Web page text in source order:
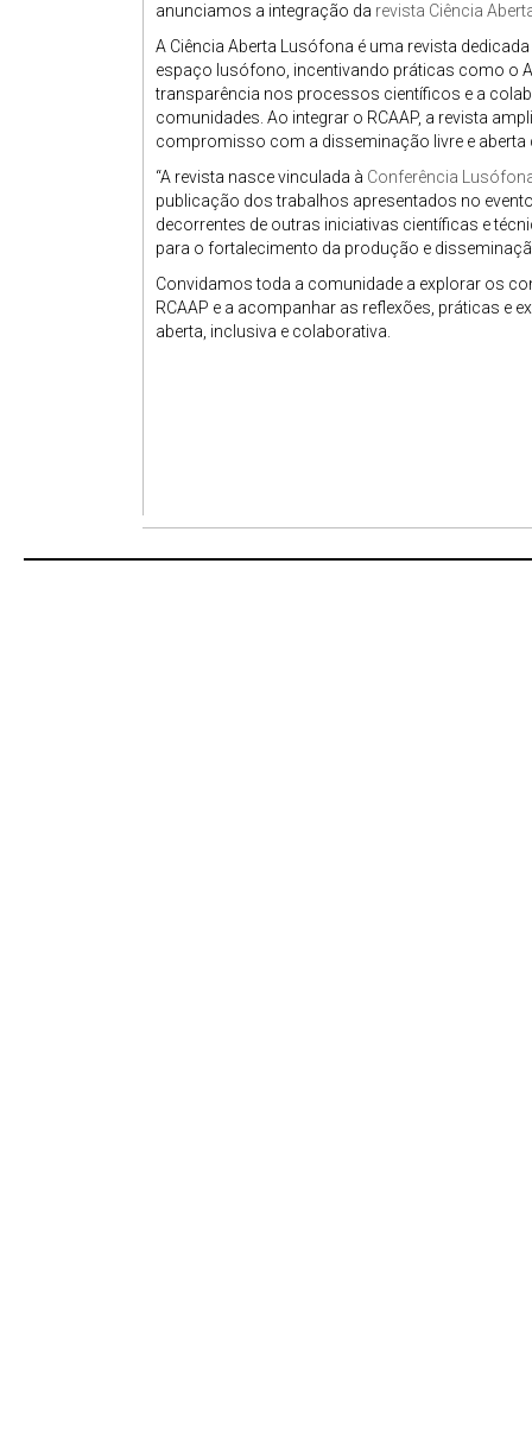
anunciamos a integração da revista Ciência
A Ciência Aberta Lusófona é uma revista
espaço lusófono, incentivando práticas como o
transparência nos processos científicos e a
comunidades. Ao integrar o RCAAP, a revista
compromisso com a disseminação livre e
“A revista nasce vinculada à Conferência
publicação dos trabalhos apresentados no
decorrentes de outras iniciativas científicas e
para o fortalecimento da produção e
Convidamos toda a comunidade a explorar os
RCAAP e a acompanhar as reflexões, práticas e
aberta, inclusiva e colaborativa.